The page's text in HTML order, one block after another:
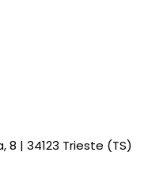
8 | 34123 Trieste (TS)